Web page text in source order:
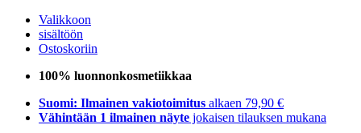
Valikkoon
sisältöön
Ostoskoriin
100% luonnonkosmetiikkaa
Suomi: Ilmainen vakiotoimitus alkaen 79,90 €
Vähintään 1 ilmainen näyte jokaisen tilauksen mukana